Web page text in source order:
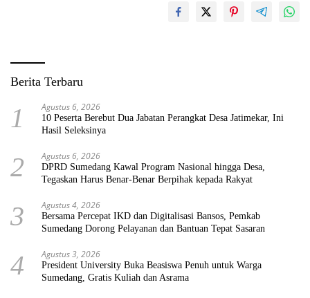
Berita Terbaru
1 Agustus 6, 2026
10 Peserta Berebut Dua Jabatan Perangkat Desa Jatimekar, Ini
Hasil Seleksinya
2 Agustus 6, 2026
DPRD Sumedang Kawal Program Nasional hingga Desa,
Tegaskan Harus Benar-Benar Berpihak kepada Rakyat
3 Agustus 4, 2026
Bersama Percepat IKD dan Digitalisasi Bansos, Pemkab
Sumedang Dorong Pelayanan dan Bantuan Tepat Sasaran
4 Agustus 3, 2026
President University Buka Beasiswa Penuh untuk Warga
Sumedang, Gratis Kuliah dan Asrama